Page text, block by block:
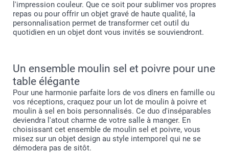
l'impression couleur. Que ce soit pour sublimer vos propres
repas ou pour offrir un objet gravé de haute qualité, la
personnalisation permet de transformer cet outil du
quotidien en un objet dont vous invités se souviendront.
Un ensemble moulin sel et poivre pour une
table élégante
Pour une harmonie parfaite lors de vos dîners en famille ou
vos réceptions, craquez pour un lot de moulin à poivre et
moulin à sel en bois personnalisés. Ce duo d'inséparables
deviendra l'atout charme de votre salle à manger. En
choisissant cet ensemble de moulin sel et poivre, vous
misez sur un objet design au style intemporel qui ne se
démodera pas de sitôt.